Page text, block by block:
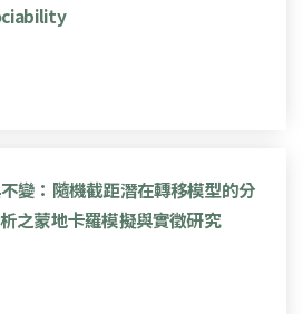
變：隨機截距潛在轉移模型的分
之蒙地卡羅模擬與實徵研究